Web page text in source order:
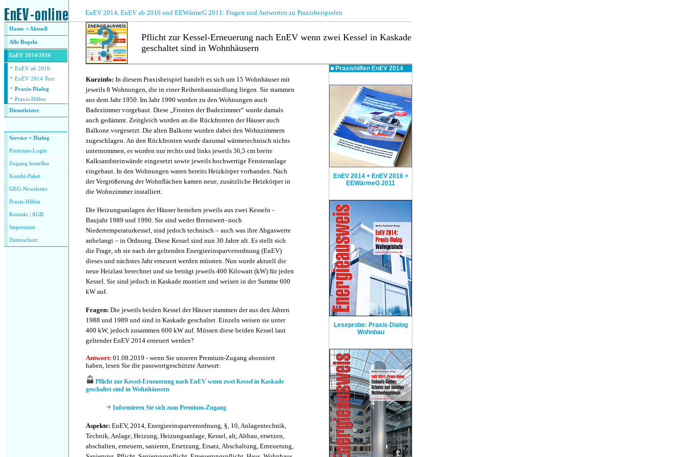
EnEV 2014, EnEV ab 2016 und EEWärmeG 2011: Fragen und Antworten zu Praxisbeispielen
Home + Aktuell
Alle Regeln
EnEV 2014/2016
· EnEV ab 2016
· EnEV 2014 Text
· Praxis-Dialog
· Praxis-Hilfen
Dienstleister
Service + Dialog
Premium-Login
Zugang bestellen
Kombi-Paket
GEG-Newsletter
Praxis-Hilfen
Kontakt AGB
Impressum
Datenschutz
Pflicht zur Kessel-Erneuerung nach EnEV wenn zwei Kessel in Kaskade
geschaltet sind in Wohnhäusern
Kurzinfo: In diesem Praxisbeispiel handelt es sich um 15 Wohnhäuser mit
jeweils 8 Wohnungen, die in einer Reihenhaussiedlung liegen. Sie stammen
aus dem Jahr 1950. Im Jahr 1990 wurden zu den Wohnungen auch
Badezimmer vorgebaut. Diese „Fronten der Badezimmer“ wurde damals
auch gedämmt. Zeitgleich wurden an die Rückfronten der Häuser auch
Balkone vorgesetzt. Die alten Balkone wurden dabei den Wohnzimmern
zugeschlagen. An den Rückfronten wurde dazumal wärmetechnisch nichts
unternommen, es wurden nur rechts und links jeweils 36,5 cm breite
Kalksandsteinwände eingesetzt sowie jeweils hochwertige Fensteranlage
eingebaut. In den Wohnungen waren bereits Heizkörper vorhanden. Nach
der Vergrößerung der Wohnflächen kamen neue, zusätzliche Heizkörper in
die Wohnzimmer installiert.
Die Heizungsanlagen der Häuser bestehen jeweils aus zwei Kesseln -
Baujahr 1989 und 1990. Sie sind weder Brennwert- noch
Niedertemperaturkessel, sind jedoch technisch – auch was ihre Abgaswerte
anbelangt – in Ordnung. Diese Kessel sind nun 30 Jahre alt. Es stellt sich
die Frage, ob sie nach der geltenden Energieeinsparverordnung (EnEV)
dieses und nächstes Jahr erneuert werden müssten. Nun wurde aktuell die
neue Heizlast berechnet und sie beträgt jeweils 400 Kilowatt (kW) für jeden
Kessel. Sie sind jedoch in Kaskade montiert und weisen in der Summe 600
kW auf.
Fragen: Die jeweils beiden Kessel der Häuser stammen der aus den Jahren
1988 und 1989 und sind in Kaskade geschaltet. Einzeln weisen sie unter
400 kW, jedoch zusammen 600 kW auf. Müssen diese beiden Kessel laut
geltender EnEV 2014 erneuert werden?
Antwort: 01.08.2019 - wenn Sie unseren Premium-Zugang abonniert
haben, lesen Sie die passwortgeschützte Antwort:
Pflicht zur Kessel-Erneuerung nach EnEV wenn zwei Kessel in Kaskade
geschaltet sind in Wohnhäusern
Informieren Sie sich zum Premium-Zugang
Aspekte: EnEV, 2014, Energieeinsparverordnung, §, 10, Anlagentechnik,
Technik, Anlage, Heizung, Heizungsanlage, Kessel, alt, Altbau, ersetzen,
abschalten, erneuern, sanieren, Ersetzung, Ersatz, Abschaltung, Erneuerung,
Praxishilfen EnEV 2014
EnEV 2014 + EnEV 2016 +
EEWärmeG 2011
Leseprobe: Praxis-Dialog
Wohnbau